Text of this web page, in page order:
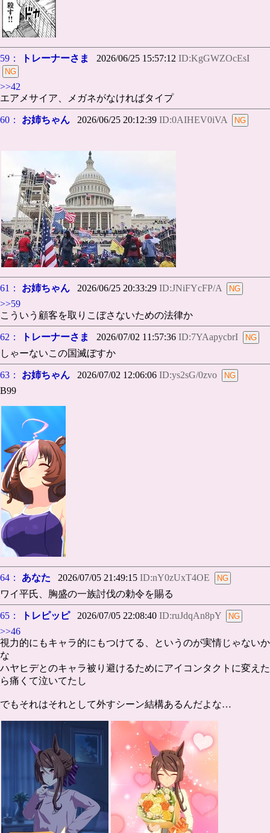
59： トレーナーさま 2026/06/25 15:57:12 ID:KgGWZOcEsI
>>42
エアメサイア、メガネがなければタイプ
60： お姉ちゃん 2026/06/25 20:12:39 ID:0AIHEV0iVA
61： お姉ちゃん 2026/06/25 20:33:29 ID:JNiFYcFP/A
>>59
こういう顧客を取りこぼさないための法律か
62： トレーナーさま 2026/07/02 11:57:36 ID:7YAapycbrI
しゃーないこの国滅ぼすか
63： お姉ちゃん 2026/07/02 12:06:06 ID:ys2sG/0zvo
B99
64： あなた 2026/07/05 21:49:15 ID:nY0zUxT4OE
ワイ平氏、胸盛の一族討伐の勅令を賜る
65： トレピッピ2026/07/05 22:08:40 ID:ruJdqAn8pY
>>46
視力的にもキャラ的にもつけてる、というのが実情じゃないか
な
ハヤヒデとのキャラ被り避けるためにアイコンタクトに変えた
ら痛くて泣いてたし
でもそれはそれとして外すシーン結構あるんだよな…